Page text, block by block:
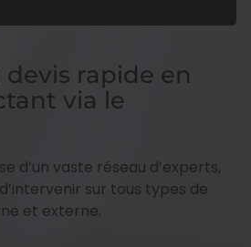
rapide en
via le
d’un vaste réseau d’experts,
sur tous types de
et externe.